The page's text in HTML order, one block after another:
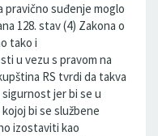
pravično suđenje moglo
128. stav (4) Zakona o
tako i
u vezu s pravom na
RS tvrdi da takva
jer bi se u
bi se službene
izostaviti kao